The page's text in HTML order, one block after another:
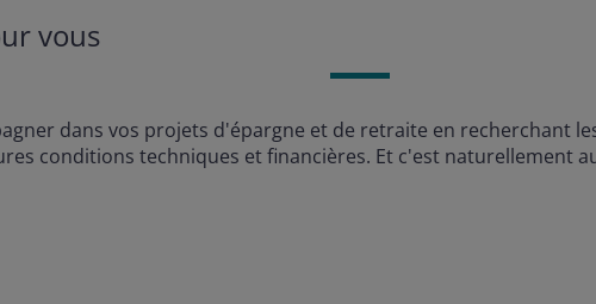
vous
dans vos projets d'épargne et de retraite en recherchant
conditions techniques et financières. Et c'est naturellement